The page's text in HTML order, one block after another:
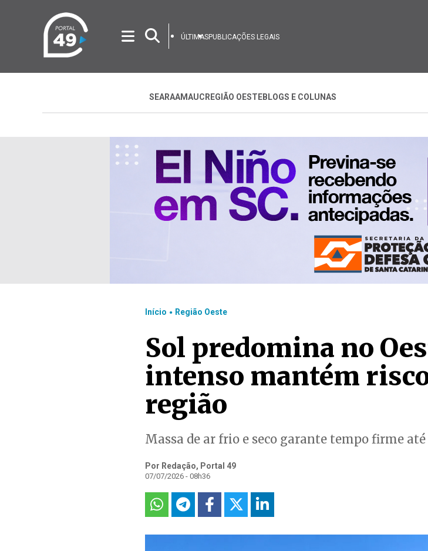
ÚLTIMASPUBLICAÇÕES LEGAIS
SEARAAMAUC REGIÃO OESTEBLOGS E COLUNAS
Início . Região Oeste
Sol predomina no
intenso mantém
região
Massa de ar frio e seco garante tempo firme
Por Redação, Portal 49
07/07/2026 - 08h36